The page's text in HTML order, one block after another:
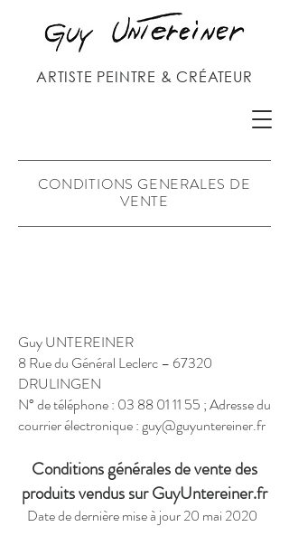
ARTISTE PEINTRE & CRÉATEUR
CONDITIONS GENERALES DE
VENTE
Guy UNTEREINER
8 Rue du Général Leclerc – 67320
DRULINGEN
N° de téléphone : 03 88 01 11 55 ; Adresse du
courrier électronique :guy@guyuntereiner.fr
Conditions générales de vente des
produits vendus sur GuyUntereiner.fr
Date de dernière mise à jour 20 mai 2020